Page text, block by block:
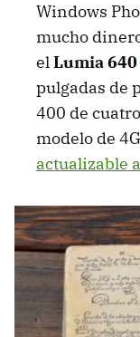
Windows
mucho
elLumia 640
pulgadas de
400 de
modelo de
actualizable